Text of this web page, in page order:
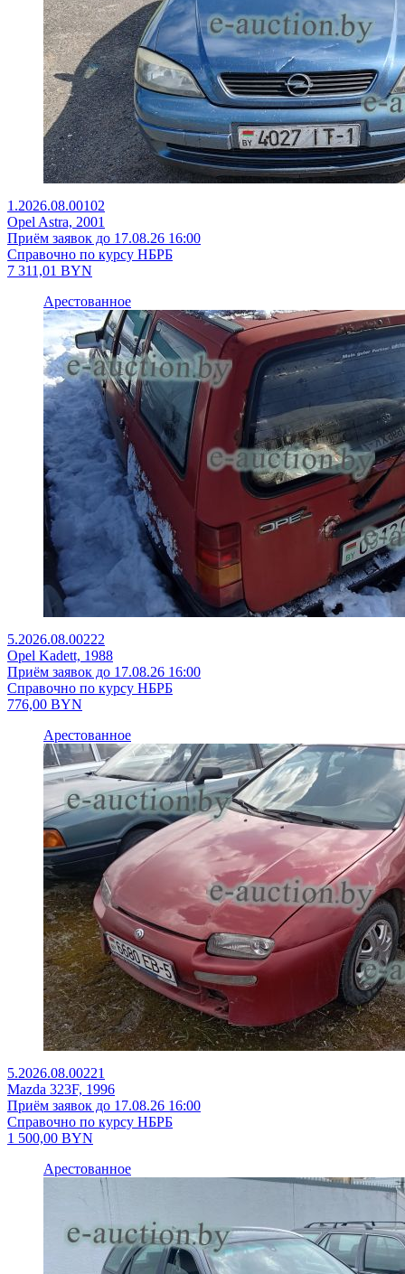
1.2026.08.00102
Opel Astra, 2001
Приём заявок до 17.08.26 16:00
Справочно по курсу НБРБ
7 311,01 BYN
Арестованное
5.2026.08.00222
Opel Kadett, 1988
Приём заявок до 17.08.26 16:00
Справочно по курсу НБРБ
776,00 BYN
Арестованное
5.2026.08.00221
Mazda 323F, 1996
Приём заявок до 17.08.26 16:00
Справочно по курсу НБРБ
1 500,00 BYN
Арестованное